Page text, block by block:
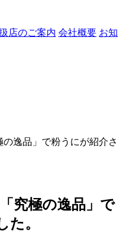
店のご案内 会社概要 お知
逸品」で粉うにが紹介さ
究極の逸品」で
た。